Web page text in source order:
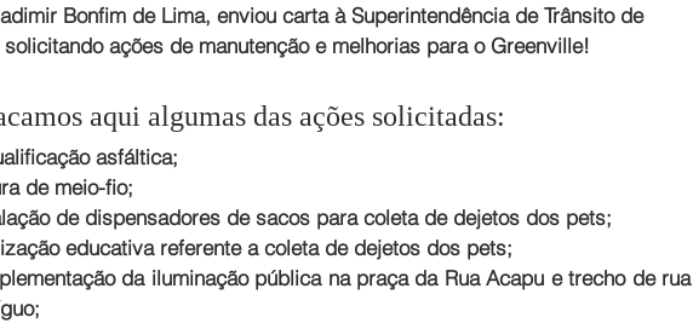
Bonfim de Lima, enviou carta à Superintendência de Trânsito de
solicitando ações de manutenção e melhorias para o Greenville!
aqui algumas das ações solicitadas:
asfáltica;
de meio-fio;
de dispensadores de sacos para coleta de dejetos dos pets;
educativa referente a coleta de dejetos dos pets;
da iluminação pública na praça da Rua Acapu e trecho de rua